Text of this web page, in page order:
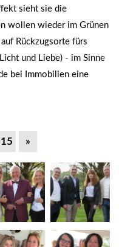
sieht sie die
wollen wieder im Grünen
Rückzugsorte fürs
und Liebe) - im Sinne
bei Immobilien eine
15 »